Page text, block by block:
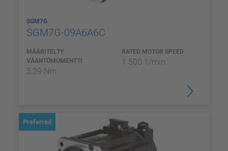
SGM7G
SGM7G-09A6A6C
MÄÄRITELTY
VÄÄNTÖMOMENTTI
5,39 Nm
RATED MOTOR SPEED
1 500 1/min
Preferred